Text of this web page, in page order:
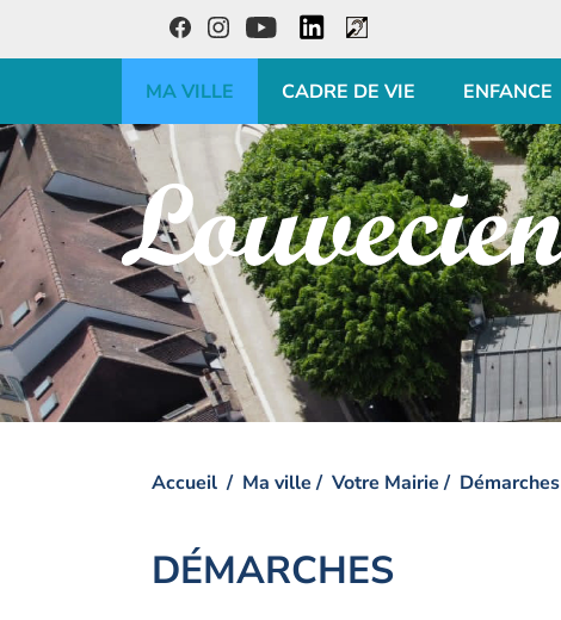
FacebookInstagramYoutube LinkedInAccessibilité
MA VILLE CADRE DE VIE ENFANCE
Visiter la page accueil du site de Louveciennes
Accueil Ma ville Votre Mairie Démarches
DÉMARCHES